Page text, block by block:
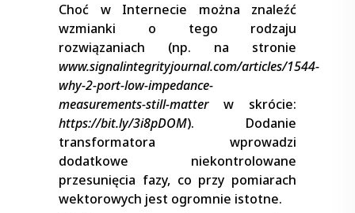
Choć w Internecie można znaleźć
wzmianki o tego rodzaju
rozwiązaniach (np. na stronie
www.signalintegrityjournal.com/articles/1544-
why-2-port-low-impedance-
measurements-still-matterw skrócie:
https://bit.ly/3i8pDOM). Dodanie
transformatora wprowadzi
dodatkowe niekontrolowane
przesunięcia fazy, co przy pomiarach
wektorowych jest ogromnie istotne.